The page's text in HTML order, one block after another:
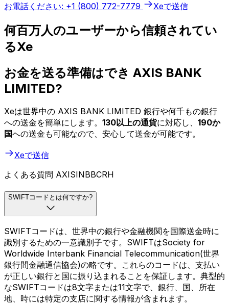
お電話ください: +1 (800) 772-7779 Xeで送信
何百万人のユーザーから信頼されてい
るXe
お金を送る準備はでき AXIS BANK
LIMITED?
Xeは世界中の AXIS BANK LIMITED 銀行や何千もの銀行
への送金を簡単にします。 130以上の通貨に対応し、 190か
国への送金も可能なので、安心して送金が可能です。
Xeで送信
よくある質問 AXISINBBCRH
SWIFTコードとは何ですか?
SWIFTコードは、世界中の銀行や金融機関を国際送金時に
識別するための一意識別子です。SWIFTはSociety for
Worldwide Interbank Financial Telecommunication(世界
銀行間金融通信協会)の略です。これらのコードは、支払い
が正しい銀行と国に振り込まれることを保証します。典型的
なSWIFTコードは8文字または11文字で、銀行、国、所在
地、時には特定の支店に関する情報が含まれます。